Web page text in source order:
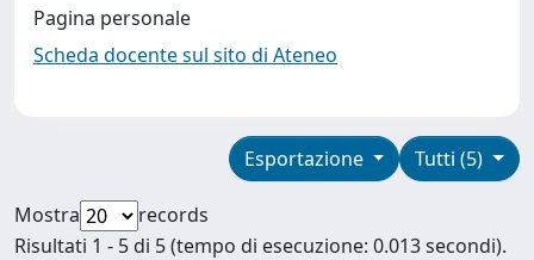
Pagina personale
Scheda docente sul sito di Ateneo
Tutti (5)
Esportazione
Mostra
records
Risultati 1 - 5 di 5 (tempo di esecuzione: 0.013 secondi).